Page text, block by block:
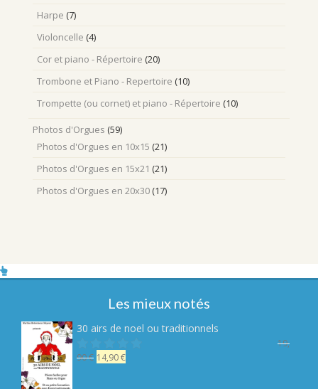
Harpe (7)
Violoncelle (4)
Cor et piano - Répertoire (20)
Trombone et Piano - Repertoire (10)
Trompette (ou cornet) et piano - Répertoire (10)
Photos d'Orgues (59)
Photos d'Orgues en 10x15 (21)
Photos d'Orgues en 15x21 (21)
Photos d'Orgues en 20x30 (17)
Les mieux notés
30 airs de noel ou traditionnels
19,
90€ Le
14,90€Le